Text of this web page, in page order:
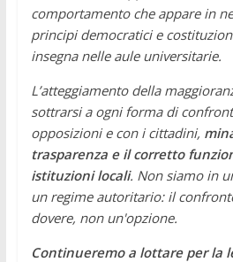
comportamento che appare in
principi democratici e
insegna nelle aule universitarie.
L’atteggiamento della
sottrarsi a ogni forma di
opposizioni e con i cittadini,
trasparenza e il corretto
istituzioni locali. Non siamo in
un regime autoritario: il
dovere, non un'opzione.
Continueremo a lottare per la